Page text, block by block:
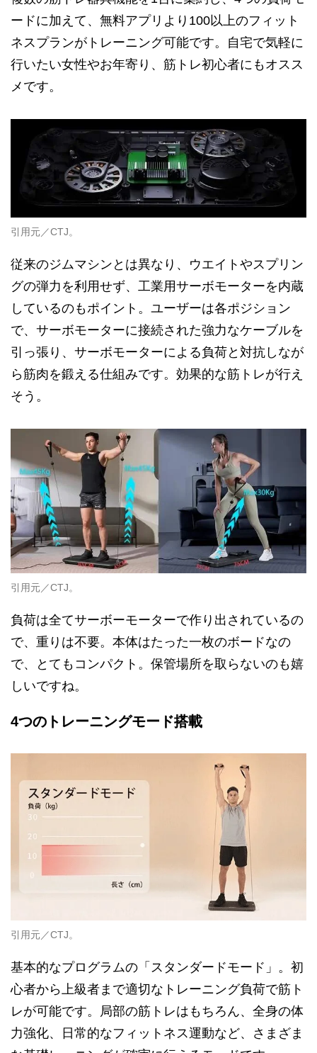
ードに加えて、無料アプリより100以上のフィット
ネスプランがトレーニング可能です。自宅で気軽に
行いたい女性やお年寄り、筋トレ初心者にもオスス
メです。
引用元／CTJ。
従来のジムマシンとは異なり、ウエイトやスプリン
グの弾力を利用せず、工業用サーボモーターを内蔵
しているのもポイント。ユーザーは各ポジション
で、サーボモーターに接続された強力なケーブルを
引っ張り、サーボモーターによる負荷と対抗しなが
ら筋肉を鍛える仕組みです。効果的な筋トレが行え
そう。
引用元／CTJ。
負荷は全てサーボーモーターで作り出されているの
で、重りは不要。本体はたった一枚のボードなの
で、とてもコンパクト。保管場所を取らないのも嬉
しいですね。
4つのトレーニングモード搭載
引用元／CTJ。
基本的なプログラムの「スタンダードモード」。初
心者から上級者まで適切なトレーニング負荷で筋ト
レが可能です。局部の筋トレはもちろん、全身の体
力強化、日常的なフィットネス運動など、さまざま